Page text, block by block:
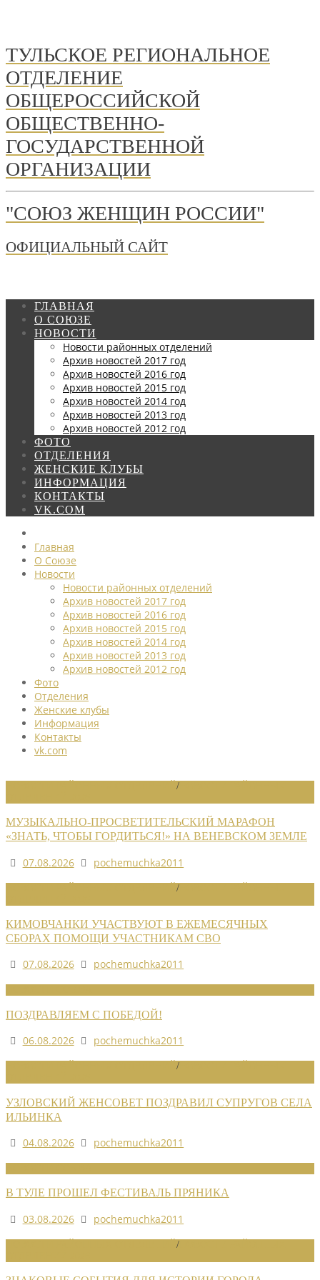
ТУЛЬСКОЕ РЕГИОНАЛЬНОЕ
ОТДЕЛЕНИЕ
ОБЩЕРОССИЙСКОЙ
ОБЩЕСТВЕННО-
ГОСУДАРСТВЕННОЙ
ОРГАНИЗАЦИИ
"СОЮЗ ЖЕНЩИН РОССИИ"
ОФИЦИАЛЬНЫЙ САЙТ
ГЛАВНАЯ
О СОЮЗЕ
НОВОСТИ
Новости районных отделений
Архив новостей 2017 год
Архив новостей 2016 год
Архив новостей 2015 год
Архив новостей 2014 год
Архив новостей 2013 год
Архив новостей 2012 год
ФОТО
ОТДЕЛЕНИЯ
ЖЕНСКИЕ КЛУБЫ
ИНФОРМАЦИЯ
КОНТАКТЫ
VK.COM
Главная
О Союзе
Новости
Новости районных отделений
Архив новостей 2017 год
Архив новостей 2016 год
Архив новостей 2015 год
Архив новостей 2014 год
Архив новостей 2013 год
Архив новостей 2012 год
Фото
Отделения
Женские клубы
Информация
Контакты
vk.com
/
МУЗЫКАЛЬНО-ПРОСВЕТИТЕЛЬСКИЙ МАРАФОН
«ЗНАТЬ, ЧТОБЫ ГОРДИТЬСЯ!» НА ВЕНЕВСКОМ ЗЕМЛЕ
07.08.2026
pochemuchka2011
/
КИМОВЧАНКИ УЧАСТВУЮТ В ЕЖЕМЕСЯЧНЫХ
СБОРАХ ПОМОЩИ УЧАСТНИКАМ СВО
07.08.2026
pochemuchka2011
ПОЗДРАВЛЯЕМ С ПОБЕДОЙ!
06.08.2026
pochemuchka2011
/
УЗЛОВСКИЙ ЖЕНСОВЕТ ПОЗДРАВИЛ СУПРУГОВ СЕЛА
ИЛЬИНКА
04.08.2026
pochemuchka2011
В ТУЛЕ ПРОШЕЛ ФЕСТИВАЛЬ ПРЯНИКА
03.08.2026
pochemuchka2011
/